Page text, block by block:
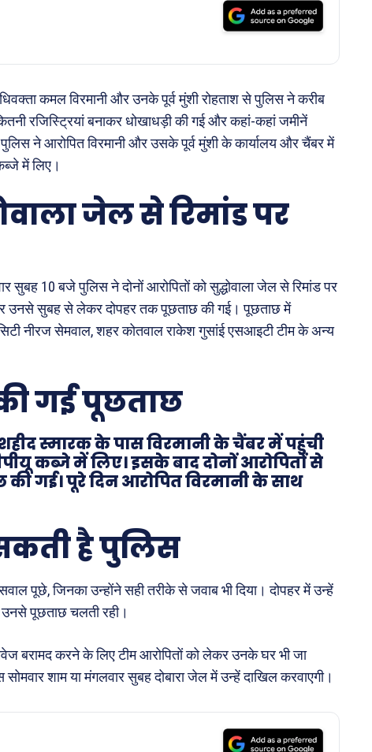
कमल विरमानी और उनके पूर्व मुंशी रोहताश से पुलिस ने करीब
रजिस्ट्रियां बनाकर धोखाधड़ी की गई और कहां-कहां जमीनें
ने आरोपित विरमानी और उसके पूर्व मुंशी के कार्यालय और चैंबर में
में लिए।
जेल से रिमांड पर
सुबह 10 बजे पुलिस ने दोनों आरोपितों को सुद्धोवाला जेल से रिमांड पर
उनसे सुबह से लेकर दोपहर तक पूछताछ की गई। पूछताछ में
नीरज सेमवाल, शहर कोतवाल राकेश गुसांई एसआइटी टीम के अन्य
की गई पूछताछ
स्मारक के पास विरमानी के चैंबर में पहुंची
कब्जे में लिए। इसके बाद दोनों आरोपितों से
गई। पूरे दिन आरोपित विरमानी के साथ
है पुलिस
पूछे, जिनका उन्होंने सही तरीके से जवाब भी दिया। दोपहर में उन्हें
उनसे पूछताछ चलती रही।
बरामद करने के लिए टीम आरोपितों को लेकर उनके घर भी जा
शाम या मंगलवार सुबह दोबारा जेल में उन्हें दाखिल करवाएगी।